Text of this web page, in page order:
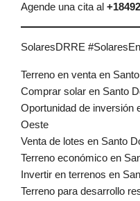
Agende una cita al
SolaresDRRE
Terreno en venta en
Comprar solar en Santo
Oportunidad de inversión
Oeste
Venta de lotes en Santo
Terreno económico en
Invertir en terrenos en
Terreno para desarrollo